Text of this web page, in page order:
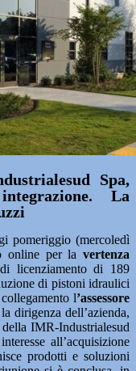
Spa,
La
pomeriggio (mercoledì
online per la vertenza
licenziamento di 189
di pistoni idraulici
l’assessore
dirigenza dell’azienda,
IMR-Industrialesud
all’acquisizione
prodotti e soluzioni